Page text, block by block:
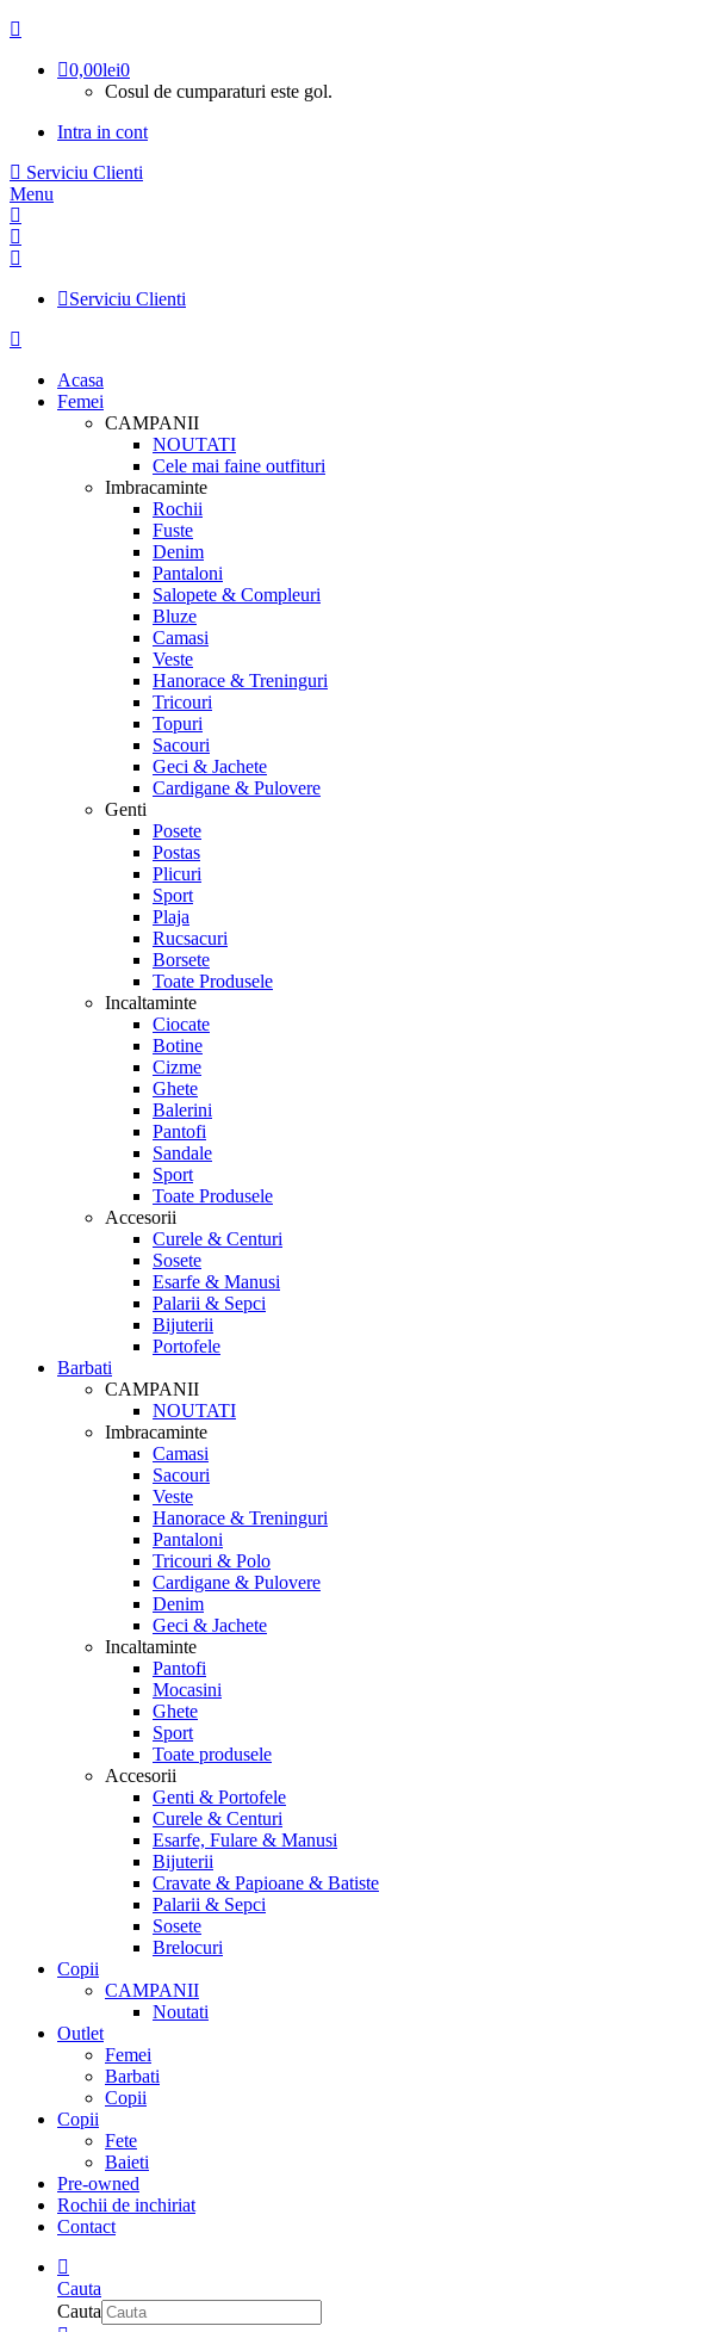
0,00lei0
Cosul de cumparaturi este gol.
Intra in cont
Serviciu Clienti
Menu
Serviciu Clienti
Acasa
Femei
CAMPANII
NOUTATI
Cele mai faine outfituri
Imbracaminte
Rochii
Fuste
Denim
Pantaloni
Salopete & Compleuri
Bluze
Camasi
Veste
Hanorace & Treninguri
Tricouri
Topuri
Sacouri
Geci & Jachete
Cardigane & Pulovere
Genti
Posete
Postas
Plicuri
Sport
Plaja
Rucsacuri
Borsete
Toate Produsele
Incaltaminte
Ciocate
Botine
Cizme
Ghete
Balerini
Pantofi
Sandale
Sport
Toate Produsele
Accesorii
Curele & Centuri
Sosete
Esarfe & Manusi
Palarii & Sepci
Bijuterii
Portofele
Barbati
CAMPANII
NOUTATI
Imbracaminte
Camasi
Sacouri
Veste
Hanorace & Treninguri
Pantaloni
Tricouri & Polo
Cardigane & Pulovere
Denim
Geci & Jachete
Incaltaminte
Pantofi
Mocasini
Ghete
Sport
Toate produsele
Accesorii
Genti & Portofele
Curele & Centuri
Esarfe, Fulare & Manusi
Bijuterii
Cravate & Papioane & Batiste
Palarii & Sepci
Sosete
Brelocuri
Copii
CAMPANII
Noutati
Outlet
Femei
Barbati
Copii
Copii
Fete
Baieti
Pre-owned
Rochii de inchiriat
Contact
Cauta
Cauta